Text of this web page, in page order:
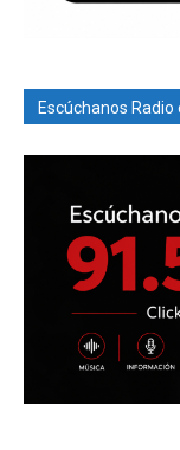
Escúchanos Radio